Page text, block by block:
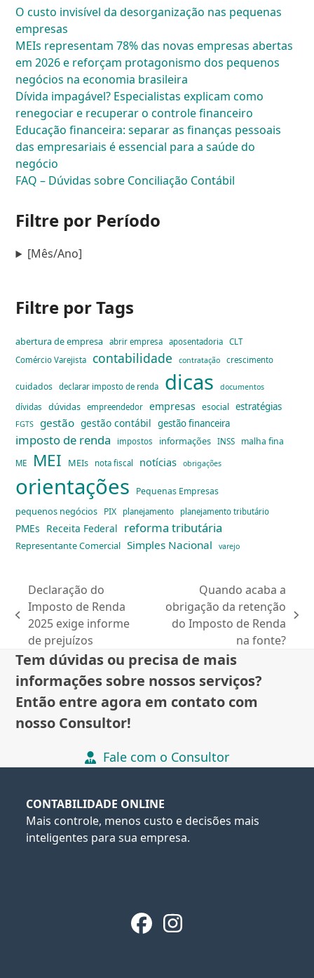
O custo invisível da desorganização nas pequenas
empresas
MEIs representam 78% das novas empresas abertas
em 2026 e reforçam protagonismo dos pequenos
negócios na economia brasileira
Dívida impagável? Especialistas explicam como
renegociar e recuperar o controle financeiro
Educação financeira: separar as finanças pessoais
das empresariais é essencial para a saúde do
negócio
FAQ – Dúvidas sobre Conciliação Contábil
Filtre por Período
[Mês/Ano]
Filtre por Tags
abertura de empresa abrir empresa aposentadoria
CLT
Comércio Varejista
contabilidade contratação crescimento
cuidados declarar imposto de renda dicas documentos
dívidas dúvidas empreendedor empresas esocial estratégias
FGTS gestão gestão contábil gestão financeira
imposto de renda impostos informações INSS malha fina
ME MEI MEIs nota fiscal notícias obrigações
orientações Pequenas Empresas
pequenos negócios PIX planejamento planejamento tributário
PMEs Receita Federal reforma tributária
Representante Comercial Simples Nacional varejo
previous
post:
Declaração do
Imposto de Renda
2025 exige informe
de prejuízos
next
Quando acaba a
obrigação da retenção
do Imposto de Renda
na fonte?
Tem dúvidas ou precisa de mais
informações sobre nossos serviços?
Então entre agora em contato com
nosso Consultor!
Fale com o Consultor
CONTABILIDADE ONLINE
Mais controle, menos custo e decisões mais
inteligentes para sua empresa.
Facebook
Instagram